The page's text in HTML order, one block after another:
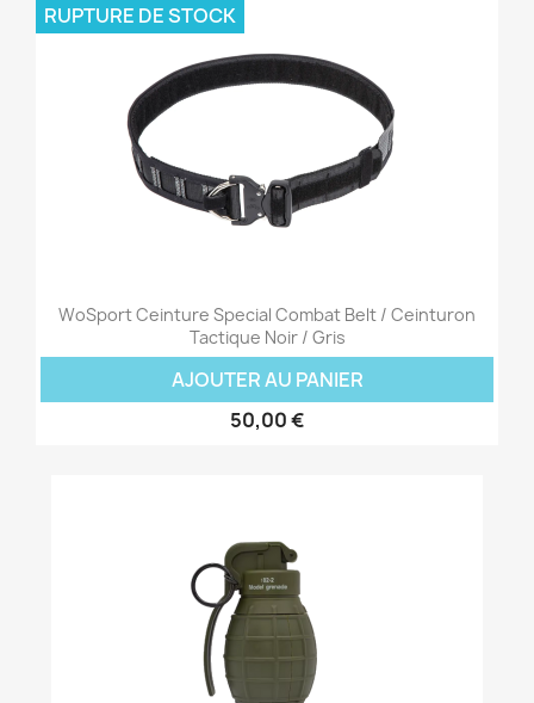
WoSport Ceinture Special Combat Belt / Ceinturon
Tactique Noir / Gris
AJOUTER AU PANIER
50,00 €
RUPTURE DE STOCK